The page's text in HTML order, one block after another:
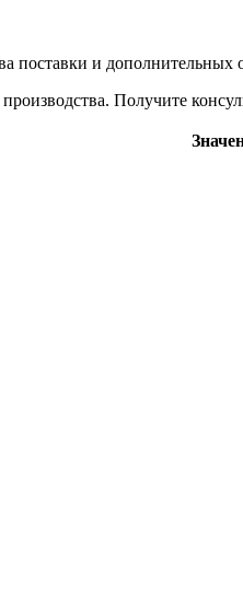
поставки и дополнительных
Получите